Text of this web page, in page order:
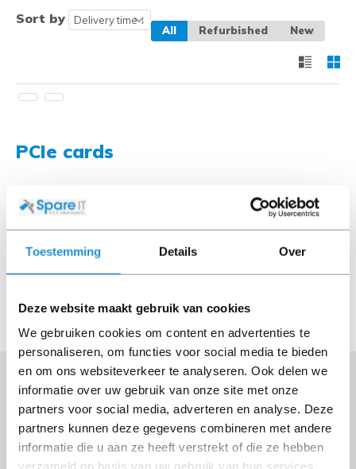
Toestemming Details Over
Deze website maakt gebruik van cookies
We gebruiken cookies om content en advertenties te
personaliseren, om functies voor social media te bieden
en om ons websiteverkeer te analyseren. Ook delen we
informatie over uw gebruik van onze site met onze
partners voor social media, adverteren en analyse. Deze
partners kunnen deze gegevens combineren met andere
informatie die u aan ze heeft verstrekt of die ze hebben
verzameld op basis van uw gebruik van hun services.
Sort by
All Refurbished New
PCIe cards
Library controllers, RAID-controllers, Virtual
Connect cards, HBA, Mezzanine cards, OCP cards
Kempenbaan 34
5121 DM Rijen
The Netherlands